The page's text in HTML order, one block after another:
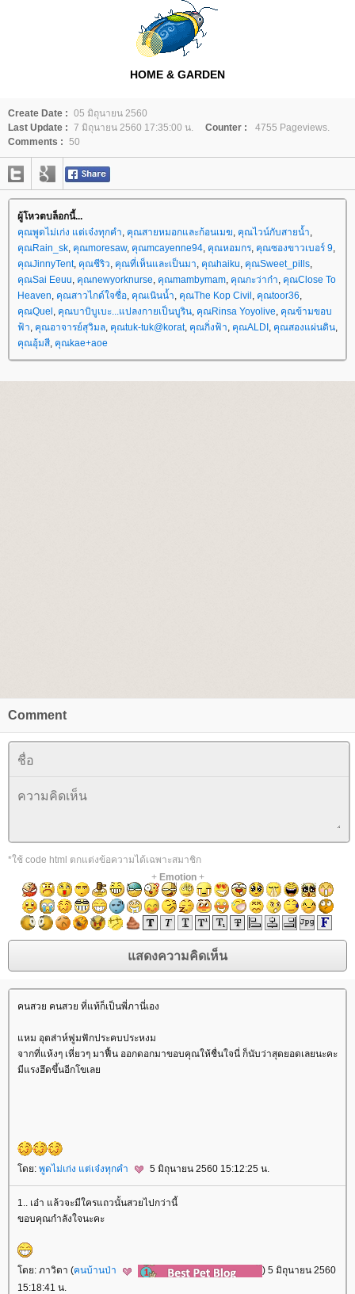
HOME & GARDEN
Create Date : 05 มิถุนายน 2560
Last Update : 7 มิถุนายน 2560 17:35:00 น. Counter :
4755 Pageviews.
Comments : 50
ผู้โหวตบล็อกนี้...
คุณพูดไม่เก่ง แต่เจ๋งทุกคำ, คุณสายหมอกและก้อนเมฆ, คุณไวน์กับสายน้ำ,
คุณRain_sk, คุณmoresaw, คุณmcayenne94, คุณหอมกร, คุณซองขาวเบอร์ 9,
คุณJinnyTent, คุณชีริว, คุณที่เห็นและเป็นมา, คุณhaiku, คุณSweet_pills,
คุณSai Eeuu, คุณnewyorknurse, คุณmambymam, คุณกะว่าก๋า, คุณClose To
Heaven, คุณสาวไกด์ใจซื่อ, คุณเนินน้ำ, คุณThe Kop Civil , คุณtoor36,
คุณQuel , คุณบาบิบูเบะ...แปลงกายเป็นบูริน, คุณRinsa Yoyolive, คุณข้ามขอบ
ฟ้า, คุณอาจารย์สุวิมล, คุณtuk-tuk@korat, คุณกิ่งฟ้า, คุณALDI , คุณสองแผ่นดิน,
คุณอุ้มสี, คุณkae+aoe
Comment
*ใช้ code html ตกแต่งข้อความได้เฉพาะสมาชิก
+ Emotion+
คนสวย คนสวย ที่แท้ก็เป็นพี่ภานี่เอง
หม อุตส่าห์ฟูมฟักประคบประหงม
จากที่แห้งๆ เหี่ยวๆ มาฟื้น ออกดอกมาขอบคุณให้ชื่นใจนี่ ก็นับว่าสุดยอดเลยนะคะ
มีแรงฮึดขึ้นอีกโขเล
ดย: พูดไม่เก่ง แต่เจ๋งทุกคำ 5 มิถุนายน 2560 15:12:25 น.
1.. เอ๋า แล้วจะมีใครแถวนั้นสวยไปกว่านี้
ขอบคุณกำลังใจนะคะ
ดย: ภาวิดา (คนบ้านป่า
) 5 มิถุนายน 2560
15:18:41 น.